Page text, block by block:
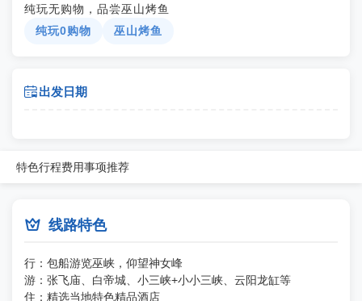
纯玩无购物，品尝巫山烤鱼
纯玩0购物
巫山烤鱼
出发日期
特色行程费用事项推荐
 线路特色
行：包船游览巫峡，仰望神女峰
游：张飞庙、白帝城、小三峡+小小三峡、云阳龙缸等
住：精选当地特色精品酒店